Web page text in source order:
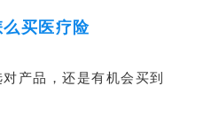
买医疗险
产品，还是有机会买到